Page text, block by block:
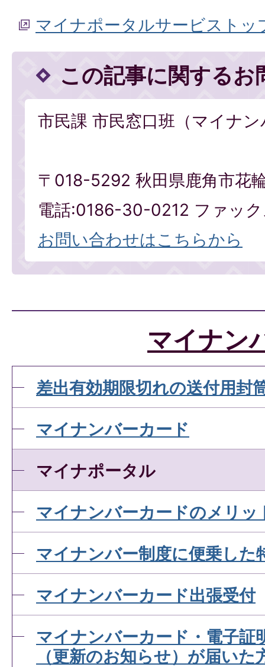
マイナポータルサービストッ
この記事に関するお
市民課 市民窓口班（マイナ
〒018-5292 秋田県鹿角市花
電話:0186-30-0212 ファッ
お問い合わせはこちらから
マイナン
差出有効期限切れの送付用封
マイナンバーカード
マイナポータル
マイナンバーカードのメリッ
マイナンバー制度に便乗した
マイナンバーカード出張受付
マイナンバーカード・電子証
（更新のお知らせ）が届いた